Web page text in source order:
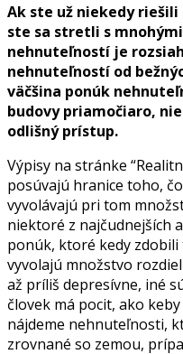
Ak ste už niekedy
ste sa stretli s
nehnuteľností je
nehnuteľností od
väčšina ponúk
budovy priamočiaro,
odlišný prístup.
Výpisy na stránke
posúvajú hranice toho,
vyvolávajú pri tom
niektoré z najčudnejších
ponúk, ktoré kedy
vyvolajú množstvo
až príliš depresívne, iné
človek má pocit, ako
nájdeme nehnuteľnosti,
zrovnané so zemou,